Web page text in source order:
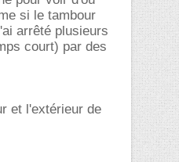
si le tambour
arrêté plusieurs
court) par des
et l'extérieur de